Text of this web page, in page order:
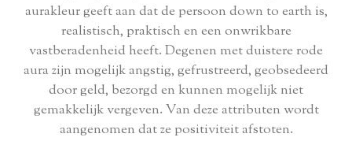
aurakleur geeft aan dat de persoon down to earth is,
realistisch, praktisch en een onwrikbare
vastberadenheid heeft. Degenen met duistere rode
aura zijn mogelijk angstig, gefrustreerd, geobsedeerd
door geld, bezorgd en kunnen mogelijk niet
gemakkelijk vergeven. Van deze attributen wordt
aangenomen dat ze positiviteit afstoten.